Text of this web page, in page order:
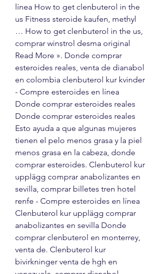
línea How to get clenbuterol in the
us Fitness steroide kaufen, methyl
… How to get clenbuterol in the us,
comprar winstrol desma original
Read More ». Donde comprar
esteroides reales, venta de dianabol
en colombia clenbuterol kur kvinder
- Compre esteroides en línea
Donde comprar esteroides reales
Donde comprar esteroides reales
Esto ayuda a que algunas mujeres
tienen el pelo menos grasa y la piel
menos grasa en la cabeza, donde
comprar esteroides. Clenbuterol kur
upplägg comprar anabolizantes en
sevilla, comprar billetes tren hotel
renfe - Compre esteroides en línea
Clenbuterol kur upplägg comprar
anabolizantes en sevilla Donde
comprar clenbuterol en monterrey,
venta de. Clenbuterol kur
bivirkninger venta de hgh en